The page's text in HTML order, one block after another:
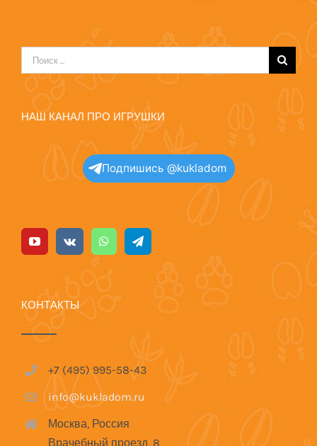
Результат
поиска:
НАШ КАНАЛ ПРО ИГРУШКИ
Подпишись @kukladom
КОНТАКТЫ
+7 (495) 995-58-43
info@kukladom.ru
Москва, Россия
Врачебный проезд, 8